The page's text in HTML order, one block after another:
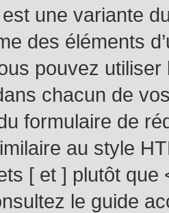
une variante
des éléments
pouvez
chacun de
formulaire de
au style
[ et ] plutôt que
le guide